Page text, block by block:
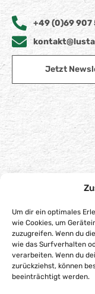
Um dir ein optimales
wie Cookies, um
zuzugreifen. Wenn du
wie das Surfverhalten
verarbeiten. Wenn du
zurückziehst, können
beeinträchtigt werden.
+49 (0)69 907
Jetzt
Impressum